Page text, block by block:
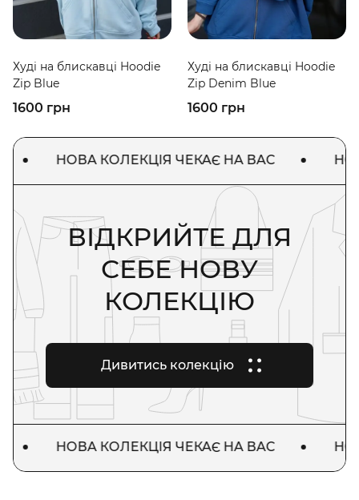
Худі на блискавці Hoodie
Zip Blue
1600 грн
Худі на блискавці Hoodie
Zip Denim Blue
1600 грн
НОВА КОЛЕКЦІЯ ЧЕКАЄ НА ВАС НОВА
ВІДКРИЙТЕ ДЛЯ
СЕБЕ НОВУ
КОЛЕКЦІЮ
Дивитись колекцію
НОВА КОЛЕКЦІЯ ЧЕКАЄ НА ВАС НОВА